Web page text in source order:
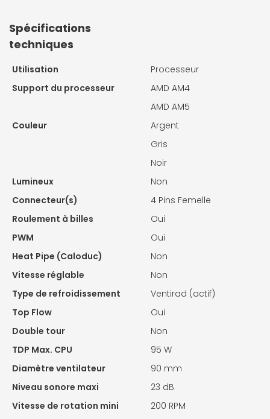
Spécifications
techniques
Utilisation
Processeur
Support du processeur
AMD AM4
AMD AM5
Couleur
Argent
Gris
Noir
Lumineux
Non
Connecteur(s)
4 Pins Femelle
Roulement à billes
Oui
PWM
Oui
Heat Pipe (Caloduc)
Non
Vitesse réglable
Non
Type de refroidissement
Ventirad (actif)
Top Flow
Oui
Double tour
Non
TDP Max. CPU
95 W
Diamètre ventilateur
90 mm
Niveau sonore maxi
23 dB
Vitesse de rotation mini
200 RPM